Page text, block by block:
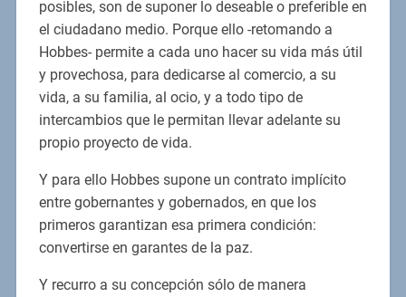
posibles, son de suponer lo deseable o preferible en
el ciudadano medio. Porque ello -retomando a
Hobbes- permite a cada uno hacer su vida más útil
y provechosa, para dedicarse al comercio, a su
vida, a su familia, al ocio, y a todo tipo de
intercambios que le permitan llevar adelante su
propio proyecto de vida.
Y para ello Hobbes supone un contrato implícito
entre gobernantes y gobernados, en que los
primeros garantizan esa primera condición:
convertirse en garantes de la paz.
Y recurro a su concepción sólo de manera